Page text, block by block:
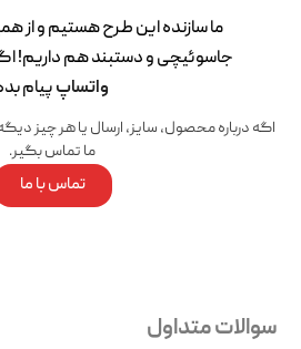
ما سازنده این طرح‌ هستیم و از
جاسوئیچی و دستبند هم داریم!
واتساپپیام
اگه درباره محصول، سایز، ارسال یا هر چیز
ما تماس بگیر.
تماس با ما
سوالات متداول